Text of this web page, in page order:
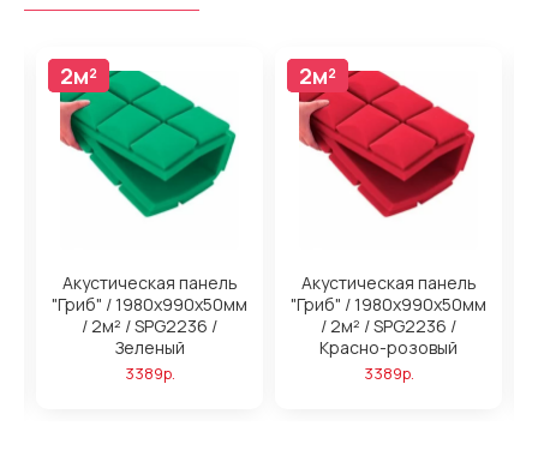
2м²
2м²
Акустическая панель
"Гриб" / 1980х990х50мм
/ 2м² / SPG2236 /
Зеленый
3389р.
2м²
2м²
Акустическая панель
"Гриб" / 1980х990х50мм
/ 2м² / SPG2236 /
Красно-розовый
3389р.